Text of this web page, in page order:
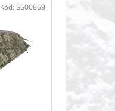
Kód: SS00869